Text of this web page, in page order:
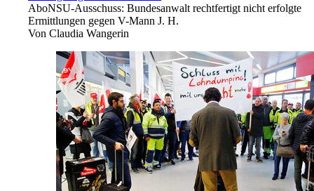
AboNSU-Ausschuss: Bundesanwalt rechtfertigt nicht erfolgte
Ermittlungen gegen V-Mann J. H.
Von Claudia Wangerin